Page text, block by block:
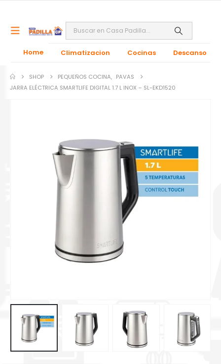
Home Climatizacion Cocinas Descanso
SHOP PEQUEÑOS COCINA, PAVAS
JARRA ELÉCTRICA SMARTLIFE DIGITAL 1.7 L INOX – SL-EKD1520